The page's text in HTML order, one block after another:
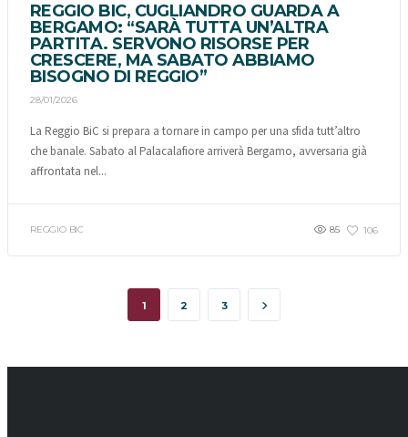
REGGIO BIC, CUGLIANDRO GUARDA A
BERGAMO: “SARÀ TUTTA UN’ALTRA
PARTITA. SERVONO RISORSE PER
CRESCERE, MA SABATO ABBIAMO
BISOGNO DI REGGIO”
28/01/2026
La Reggio BiC si prepara a tornare in campo per una sfida tutt’altro
che banale. Sabato al Palacalafiore arriverà Bergamo, avversaria già
affrontata nel...
REGGIO BIC 85 106
1 2 3